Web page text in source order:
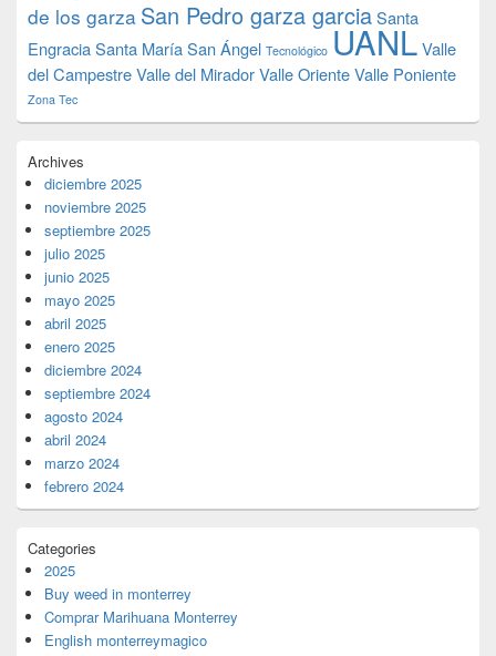
de los garza San Pedro garza garciaSanta
EngraciaSanta MaríaSan Ángel Tecnológico UANLValle
del CampestreValle del MiradorValle OrienteValle Poniente
Zona Tec
Archives
diciembre 2025
noviembre 2025
septiembre 2025
julio 2025
junio 2025
mayo 2025
abril 2025
enero 2025
diciembre 2024
septiembre 2024
agosto 2024
abril 2024
marzo 2024
febrero 2024
Categories
2025
Buy weed in monterrey
Comprar Marihuana Monterrey
English monterreymagico